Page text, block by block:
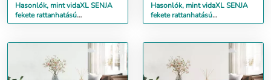
Hasonlók, mint vidaXL SENJA
fekete rattanhatású
tálalószekrény 80 x 40 x 80 cm
Hasonlók, mint vidaXL SENJA
fekete rattanhatású
tálalószekrény 80 x 35 x 80 cm